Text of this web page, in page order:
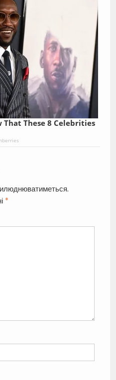
That These 8 Celebrities
*